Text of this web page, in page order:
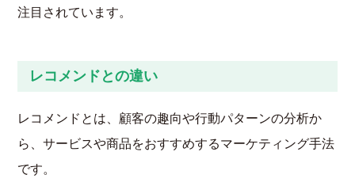
注目されています。
レコメンドとの違い
レコメンドとは、顧客の趣向や行動パターンの分析か
ら、サービスや商品をおすすめするマーケティング手法
です。